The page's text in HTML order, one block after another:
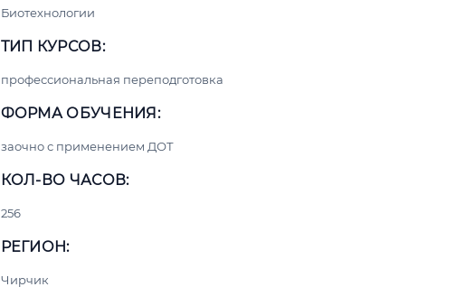
Биотехнологии
ТИП КУРСОВ:
профессиональная переподготовка
ФОРМА ОБУЧЕНИЯ:
заочно с применением ДОТ
КОЛ-ВО ЧАСОВ:
256
РЕГИОН:
Чирчик